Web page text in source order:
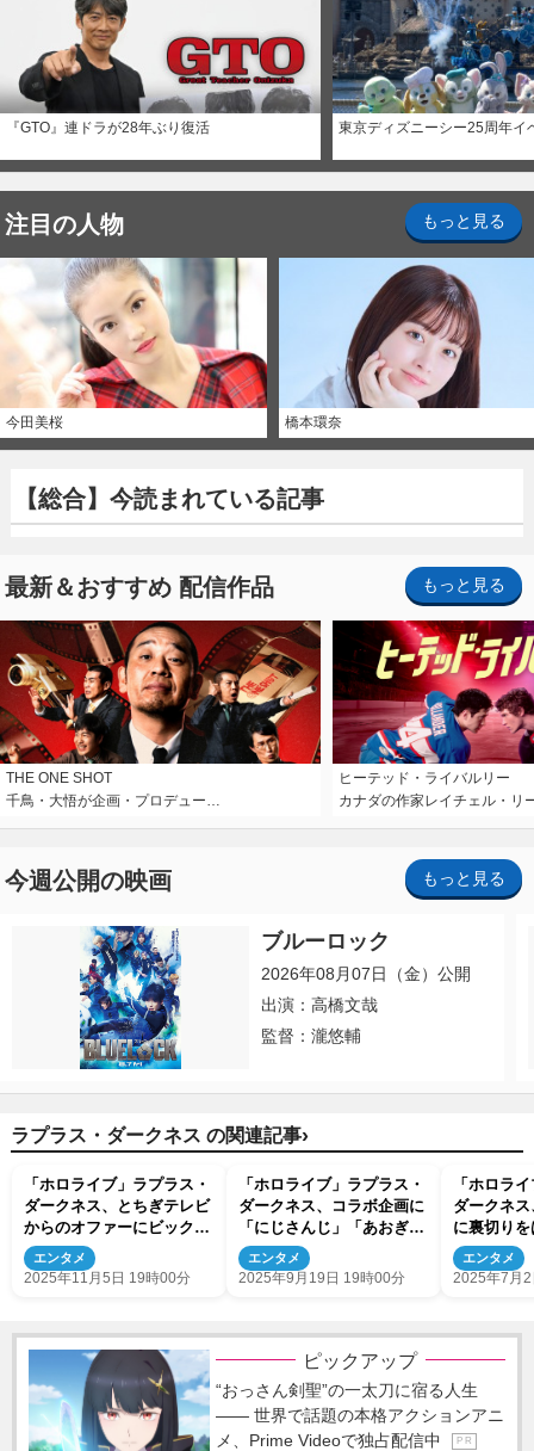
『GTO』連ドラが28年ぶり復活 東京ディズニーシー25周年イ
注目の人物 もっと見る
今田美桜 橋本環奈
【総合】今読まれている記事
最新＆おすすめ 配信作品 もっと見る
THE ONE SHOT
千鳥・大悟が企画・プロデュー…
ヒーテッド・ライバルリー
カナダの作家レイチェル・リ
今週公開の映画 もっと見る
ブルーロック
2026年08月07日（金）公開
出演：高橋文哉
監督：瀧悠輔
ラプラス・ダークネス の関連記事›
「ホロライブ」ラプラス・
ダークネス、とちぎテレビ
からのオファーにビックリ
「ついに栃木から案件
が…！」 インタビュー動
エンタメ
2025年11月5日 19時00分
「ホロライブ」ラプラス・
ダークネス、コラボ企画に
「にじさんじ」「あおぎり
高校」など箱外の友人が多
数登場 人脈の広さに驚き
エンタメ
2025年9月19日 19時00分
「ホロラ
ダークネ
に裏切り
怒り「お
か!!」
エンタメ
2025年7月
ピックアップ
“おっさん剣聖”の一太刀に宿る人生
―― 世界で話題の本格アクションアニ
メ、Prime Videoで独占配信中
P R